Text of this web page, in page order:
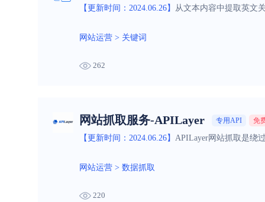
【更新时间：2024.06.26】 从文本内容中提取英文
网站运营 > 关键词
262
网站抓取服务-APILayer 专用API 免
【更新时间：2024.06.26】 APILayer网站抓取是绕
网站运营 > 数据抓取
220